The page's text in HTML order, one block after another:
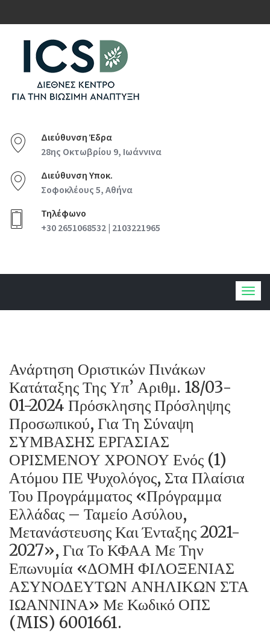
Διεύθυνση Έδρα
28ης Οκτωβρίου 9, Ιωάννινα
Διεύθυνση Υποκ.
Σοφοκλέους 5, Αθήνα
Τηλέφωνο
+30 2651068532 | 2103221965
Ανάρτηση Οριστικών Πινάκων
Κατάταξης Της Υπ’ Αριθμ. 18/03-
01-2024 Πρόσκλησης Πρόσληψης
Προσωπικού, Για Τη Σύναψη
ΣΥΜΒΑΣΗΣ ΕΡΓΑΣΙΑΣ
ΟΡΙΣΜΕΝΟΥ ΧΡΟΝΟΥ Ενός (1)
Ατόμου ΠΕ Ψυχολόγος, Στα Πλαίσια
Του Προγράμματος «Πρόγραμμα
Ελλάδας – Ταμείο Ασύλου,
Μετανάστευσης Και Ένταξης 2021-
2027», Για Το ΚΦΑΑ Με Την
Επωνυμία «ΔΟΜΗ ΦΙΛΟΞΕΝΙΑΣ
ΑΣΥΝΟΔΕΥΤΩΝ ΑΝΗΛΙΚΩΝ ΣΤΑ
ΙΩΑΝΝΙΝΑ» Με Κωδικό ΟΠΣ
(MIS) 6001661.